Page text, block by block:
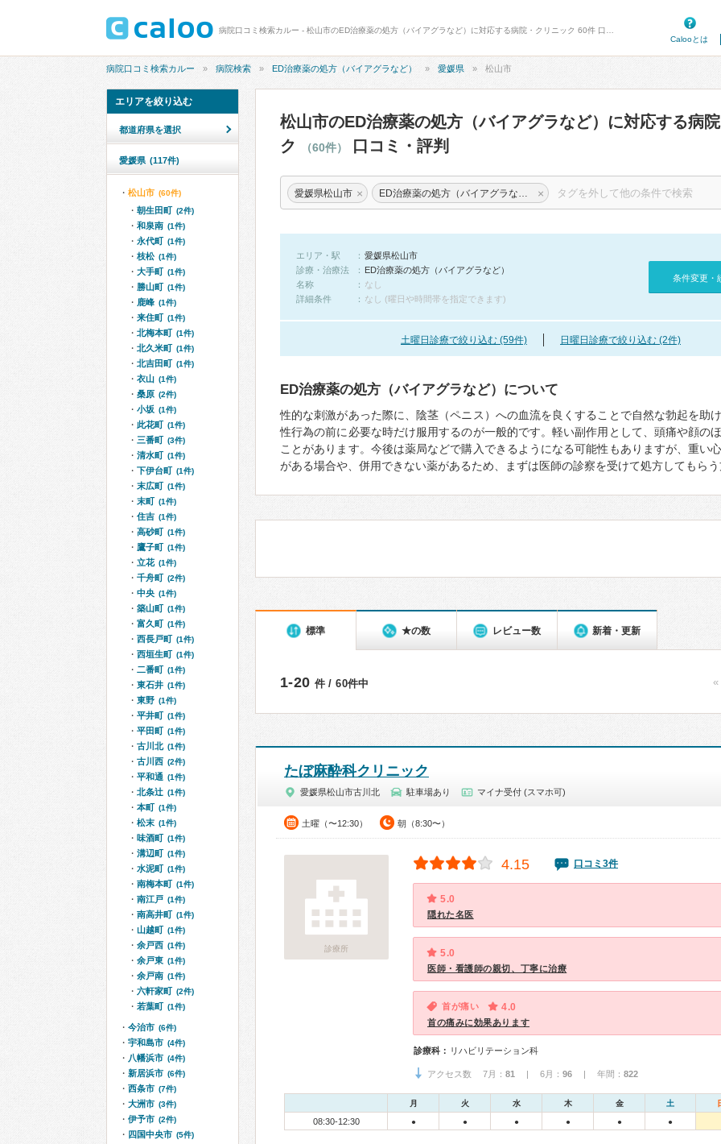
Calooとは
病院口コミ検索カルー 病院検索 ED治療薬の処方（バイアグラなど） 愛媛県 松山市
松山市のED治療薬の処方（バイアグラなど）に対応する病
ク
（60件） 口コミ・評判
愛媛県松山市 × ×
エリア・駅
愛媛県松山市
診療・治療法
ED治療薬の処方（バイアグラなど）
名称
なし
詳細条件
なし (曜日や時間帯を指定できます)
条件変更・
土曜日診療で絞り込む (59件) 日曜日診療で絞り込む (2件)
ED治療薬の処方（バイアグラなど）について
性的な刺激があった際に、陰茎（ペニス）への血流を良くすることで自然な勃起を助
性行為の前に必要な時だけ服用するのが一般的です。軽い副作用として、頭痛や顔の
ことがあります。今後は薬局などで購入できるようになる可能性もありますが、重い
がある場合や、併用できない薬があるため、まずは医師の診察を受けて処方してもら
標準 ★の数 レビュー数 新着・更新
1-20 件 / 60件中
たぼ麻酔科クリニック
愛媛県松山市古川北 駐車場あり マイナ受付 (スマホ可)
土曜（〜12:30） 朝（8:30〜）
診療所
4.15 口コミ3件
5.0
隠れた名医
5.0
医師・看護師の親切、丁寧に治療
首が痛い 4.0
首の痛みに効果あります
診療科： リハビリテーション科
アクセス数 7月： 81 | 6月： 96 | 年間： 822
月 火 水 木 金 土
08:30-12:30 ● ● ● ● ● ●
エリアを絞り込む
都道府県を選択
愛媛県 (117件)
松山市 (60件)
朝生田町 (2件)
和泉南 (1件)
永代町 (1件)
枝松 (1件)
大手町 (1件)
勝山町 (1件)
鹿峰 (1件)
来住町 (1件)
北梅本町 (1件)
北久米町 (1件)
北吉田町 (1件)
衣山 (1件)
桑原 (2件)
小坂 (1件)
此花町 (1件)
三番町 (3件)
清水町 (1件)
下伊台町 (1件)
末広町 (1件)
末町 (1件)
住吉 (1件)
高砂町 (1件)
鷹子町 (1件)
立花 (1件)
千舟町 (2件)
中央 (1件)
築山町 (1件)
富久町 (1件)
西長戸町 (1件)
西垣生町 (1件)
二番町 (1件)
東石井 (1件)
東野 (1件)
平井町 (1件)
平田町 (1件)
古川北 (1件)
古川西 (2件)
平和通 (1件)
北条辻 (1件)
本町 (1件)
松末 (1件)
味酒町 (1件)
溝辺町 (1件)
水泥町 (1件)
南梅本町 (1件)
南江戸 (1件)
南高井町 (1件)
山越町 (1件)
余戸西 (1件)
余戸東 (1件)
余戸南 (1件)
六軒家町 (2件)
若葉町 (1件)
今治市 (6件)
宇和島市 (4件)
八幡浜市 (4件)
新居浜市 (6件)
西条市 (7件)
大洲市 (3件)
伊予市 (2件)
四国中央市 (5件)